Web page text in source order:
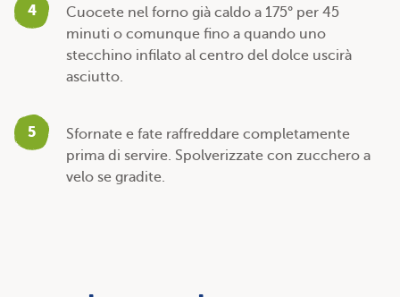
4
Cuocete nel forno già caldo a 175° per 45
minuti o comunque fino a quando uno
stecchino infilato al centro del dolce uscirà
asciutto.
5
Sfornate e fate raffreddare completamente
prima di servire. Spolverizzate con zucchero a
velo se gradite.